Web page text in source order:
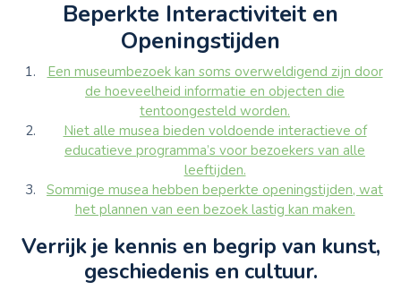
Beperkte Interactiviteit en
Openingstijden
Een museumbezoek kan soms overweldigend zijn door
de hoeveelheid informatie en objecten die
tentoongesteld worden.
Niet alle musea bieden voldoende interactieve of
educatieve programma’s voor bezoekers van alle
leeftijden.
Sommige musea hebben beperkte openingstijden, wat
het plannen van een bezoek lastig kan maken.
Verrijk je kennis en begrip van kunst,
geschiedenis en cultuur.